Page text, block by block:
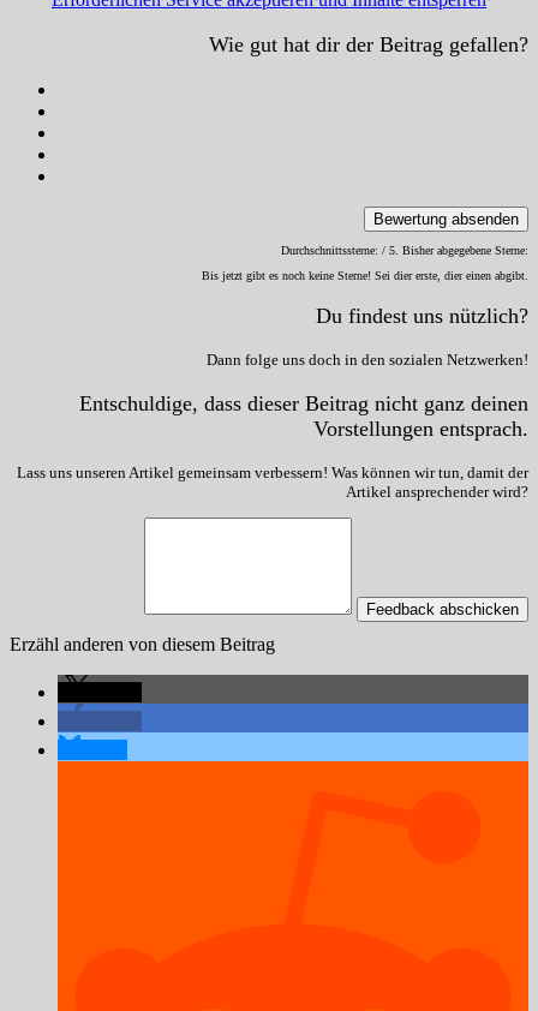
Wie gut hat dir der Beitrag gefallen?
Bewertung absenden
Durchschnittssterne: / 5. Bisher abgegebene Sterne:
Bis jetzt gibt es noch keine Sterne! Sei dier erste, dier einen abgibt.
Du findest uns nützlich?
Dann folge uns doch in den sozialen Netzwerken!
Entschuldige, dass dieser Beitrag nicht ganz deinen
Vorstellungen entsprach.
Lass uns unseren Artikel gemeinsam verbessern! Was können wir tun, damit der
Artikel ansprechender wird?
Feedback abschicken
Erzähl anderen von diesem Beitrag